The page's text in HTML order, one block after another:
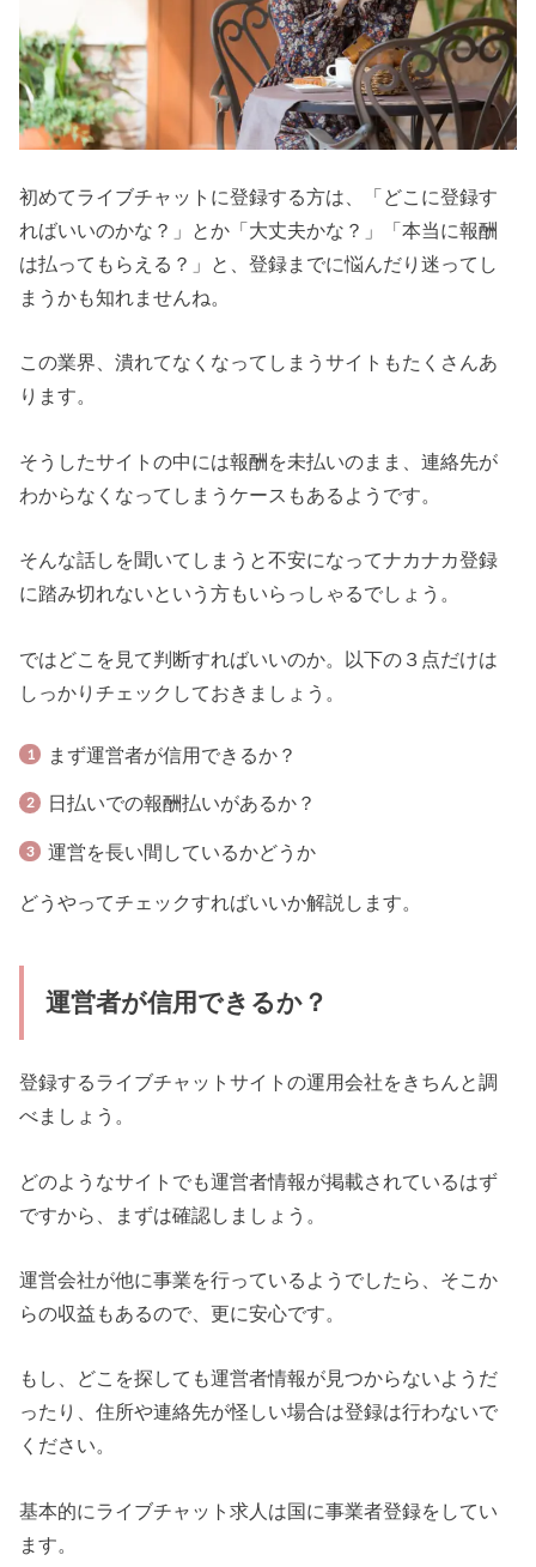
初めてライブチャットに登録する方は、「どこに登録す
ればいいのかな？」とか「大丈夫かな？」「本当に報酬
は払ってもらえる？」と、登録までに悩んだり迷ってし
まうかも知れませんね。
この業界、潰れてなくなってしまうサイトもたくさんあ
ります。
そうしたサイトの中には報酬を未払いのまま、連絡先が
わからなくなってしまうケースもあるようです。
そんな話しを聞いてしまうと不安になってナカナカ登録
に踏み切れないという方もいらっしゃるでしょう。
ではどこを見て判断すればいいのか。以下の３点だけは
しっかりチェックしておきましょう。
まず運営者が信用できるか？
日払いでの報酬払いがあるか？
運営を長い間しているかどうか
どうやってチェックすればいいか解説します。
運営者が信用できるか？
登録するライブチャットサイトの運用会社をきちんと調
べましょう。
どのようなサイトでも運営者情報が掲載されているはず
ですから、まずは確認しましょう。
運営会社が他に事業を行っているようでしたら、そこか
らの収益もあるので、更に安心です。
もし、どこを探しても運営者情報が見つからないようだ
ったり、住所や連絡先が怪しい場合は登録は行わないで
ください。
基本的にライブチャット求人は国に事業者登録をしてい
ます。